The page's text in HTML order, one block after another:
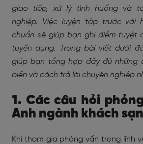
giao tiếp, xử lý tình huống và
nghiệp. Việc luyện tập trước với
chuẩn sẽ giúp bạn ghi điểm tuyệt
tuyển dụng. Trong bài viết dưới
giúp bạn tổng hợp đầy đủ những
biến và cách trả lời chuyên nghiệp
1. Các câu hỏi
Anh ngành khách
Khi tham gia phỏng vấn trong lĩnh